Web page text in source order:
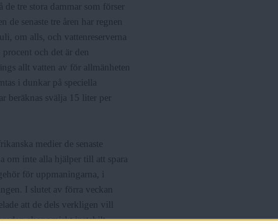
tre stora dammar som förser
de senaste tre åren har regnen
om alls, och vattenreserverna
och det är den
allt vatten av för allmänheten
i dunkar på speciella
beräknas svälja 15 liter per
medier de senaste
om inte alla hjälper till att spara
för uppmaningarna, i
I slutet av förra veckan
att de dels verkligen vill
ekonomiskt instabilt